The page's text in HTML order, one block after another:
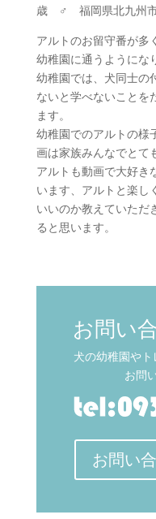
歳 ♂ 福岡県北九州
アルトのお留守番が多
幼稚園に通うようにな
幼稚園では、犬同士の
ないと学べないことを
ます。
幼稚園でのアルトの様
画は家族みんなでとて
アルトも動画で大好き
います、アルトと楽し
いいのか教えていただ
ると思います。
お問い
犬の幼稚園や
お問
お問い